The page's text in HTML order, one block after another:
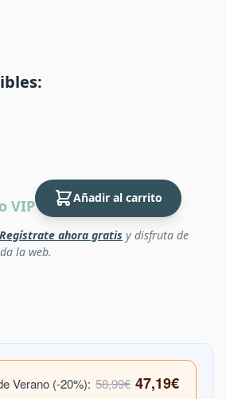
VIP Añadir al carrito
Regístrate ahora gratis y disfruta de
la web.
Verano (-20%): 58,99€ 47,19€